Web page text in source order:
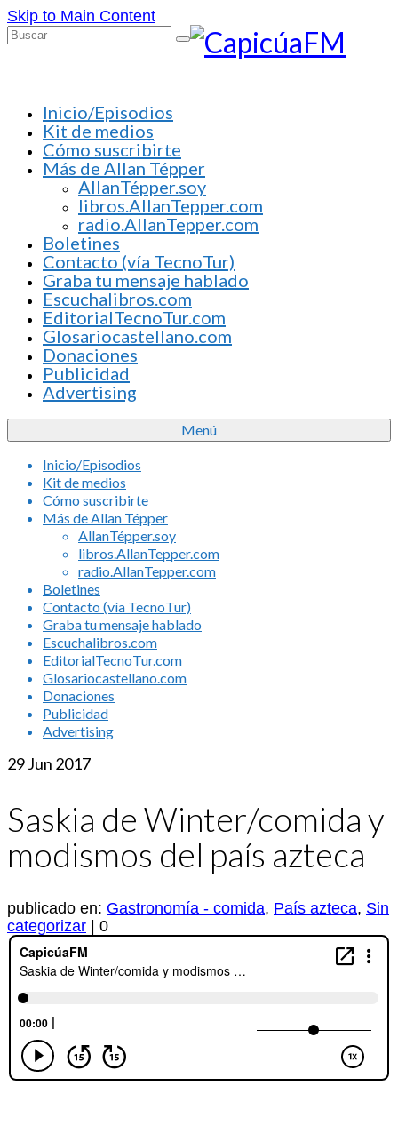
Skip to Main Content
Buscar
Inicio/Episodios
Kit de medios
Cómo suscribirte
Más de Allan Tépper
AllanTépper.soy
libros.AllanTepper.com
radio.AllanTepper.com
Boletines
Contacto (vía TecnoTur)
Graba tu mensaje hablado
Escuchalibros.com
EditorialTecnoTur.com
Glosariocastellano.com
Donaciones
Publicidad
Advertising
Menú
Inicio/Episodios
Kit de medios
Cómo suscribirte
Más de Allan Tépper
AllanTépper.soy
libros.AllanTepper.com
radio.AllanTepper.com
Boletines
Contacto (vía TecnoTur)
Graba tu mensaje hablado
Escuchalibros.com
EditorialTecnoTur.com
Glosariocastellano.com
Donaciones
Publicidad
Advertising
29Jun 2017
Saskia de Winter/comida y
modismos del país azteca
publicado en: Gastronomía - comida, País azteca, Sin
categorizar
0